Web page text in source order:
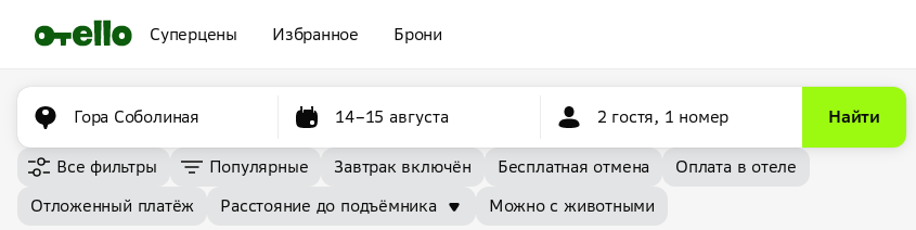
Суперцены Избранное Брони
Гора Соболиная 14–15 августа 2 гостя, 1 номер Найти
Все фильтры Популярные Завтрак включён Бесплатная отмена
Оплата в отеле
Отложенный платёж
Расстояние до подъёмника Можно с животными